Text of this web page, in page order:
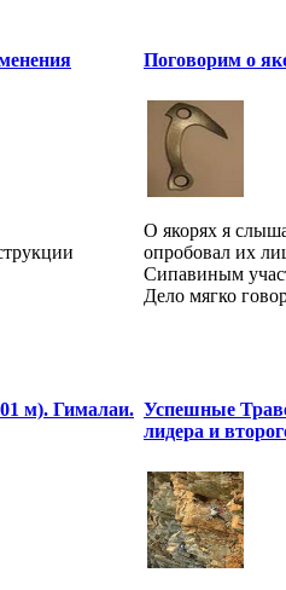
Поговорим о
О якорях я
опробовал их
Сипавиным
Дело мягко
м). Гималаи. Успешные
лидера и